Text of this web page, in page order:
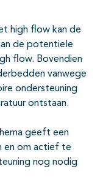
high flow kan de
de potentiele
flow. Bovendien
vanwege
ondersteuning
ontstaan.
geeft een
en om actief te
nog nodig